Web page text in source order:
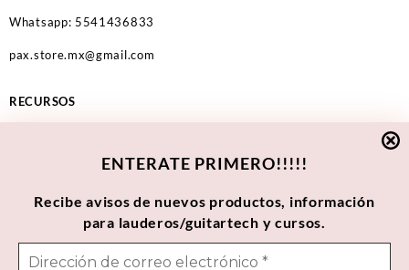
ENTERATE PRIMERO!!!!!
Recibe avisos de nuevos productos, información
para lauderos/guitartech y cursos.
Whatsapp: 5541436833
pax.store.mx@gmail.com
RECURSOS
Calculadora de trastes
Taller de Laudería PaxChe
Cursos de laudería PaxChe